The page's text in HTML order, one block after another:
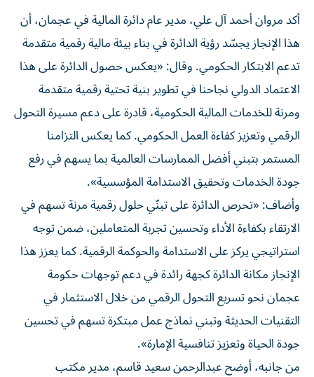
أكد مروان أحمد آل علي، مدير عام دائرة المالية في عجمان، أن
هذا الإنجاز يجسّد رؤية الدائرة في بناء بيئة مالية رقمية متقدمة
تدعم الابتكار الحكومي. وقال: «يعكس حصول الدائرة على هذا
الاعتماد الدولي نجاحنا في تطوير بنية تحتية رقمية متقدمة
ومرنة للخدمات المالية الحكومية، قادرة على دعم مسيرة التحول
الرقمي وتعزيز كفاءة العمل الحكومي. كما يعكس التزامنا
المستمر بتبني أفضل الممارسات العالمية بما يسهم في رفع
جودة الخدمات وتحقيق الاستدامة المؤسسية».
وأضاف: «تحرص الدائرة على تبنّي حلول رقمية مرنة تسهم في
الارتقاء بكفاءة الأداء وتحسين تجربة المتعاملين، ضمن توجه
استراتيجي يركز على الاستدامة والحوكمة الرقمية. كما يعزز هذا
الإنجاز مكانة الدائرة كجهة رائدة في دعم توجهات حكومة
عجمان نحو تسريع التحول الرقمي من خلال الاستثمار في
التقنيات الحديثة وتبني نماذج عمل مبتكرة تسهم في تحسين
جودة الحياة وتعزيز تنافسية الإمارة».
من جانبه، أوضح عبدالرحمن سعيد قاسم، مدير مكتب